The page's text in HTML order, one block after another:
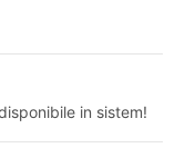
in sistem!